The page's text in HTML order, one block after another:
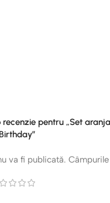
recenzie pentru „Set
va fi publicată.